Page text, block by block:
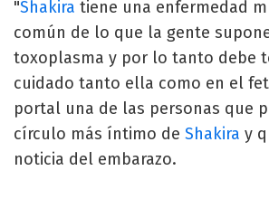
"Shakira tiene una enfermedad
común de lo que la gente
toxoplasma y por lo tanto debe
cuidado tanto ella como en el
portal una de las personas que
círculo más íntimo de Shakira y
noticia del embarazo.